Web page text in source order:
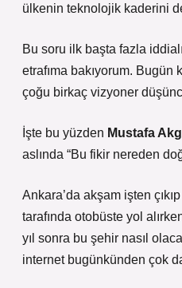
ülkenin teknolojik kaderini
Bu soru ilk başta fazla
etrafıma bakıyorum. Bugün
çoğu birkaç vizyoner
İşte bu yüzden Mustafa
aslında “Bu fikir nereden
Ankara’da akşam işten
tarafında otobüste yol
yıl sonra bu şehir nasıl
internet bugünkünden çok